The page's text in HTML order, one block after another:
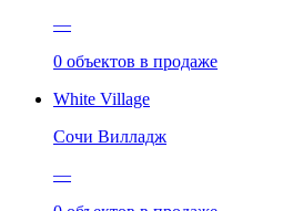
—
0 объектов в продаже
White Village
Сочи Вилладж
—